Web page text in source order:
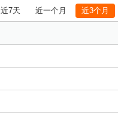
近7天 近一个月 近3个月